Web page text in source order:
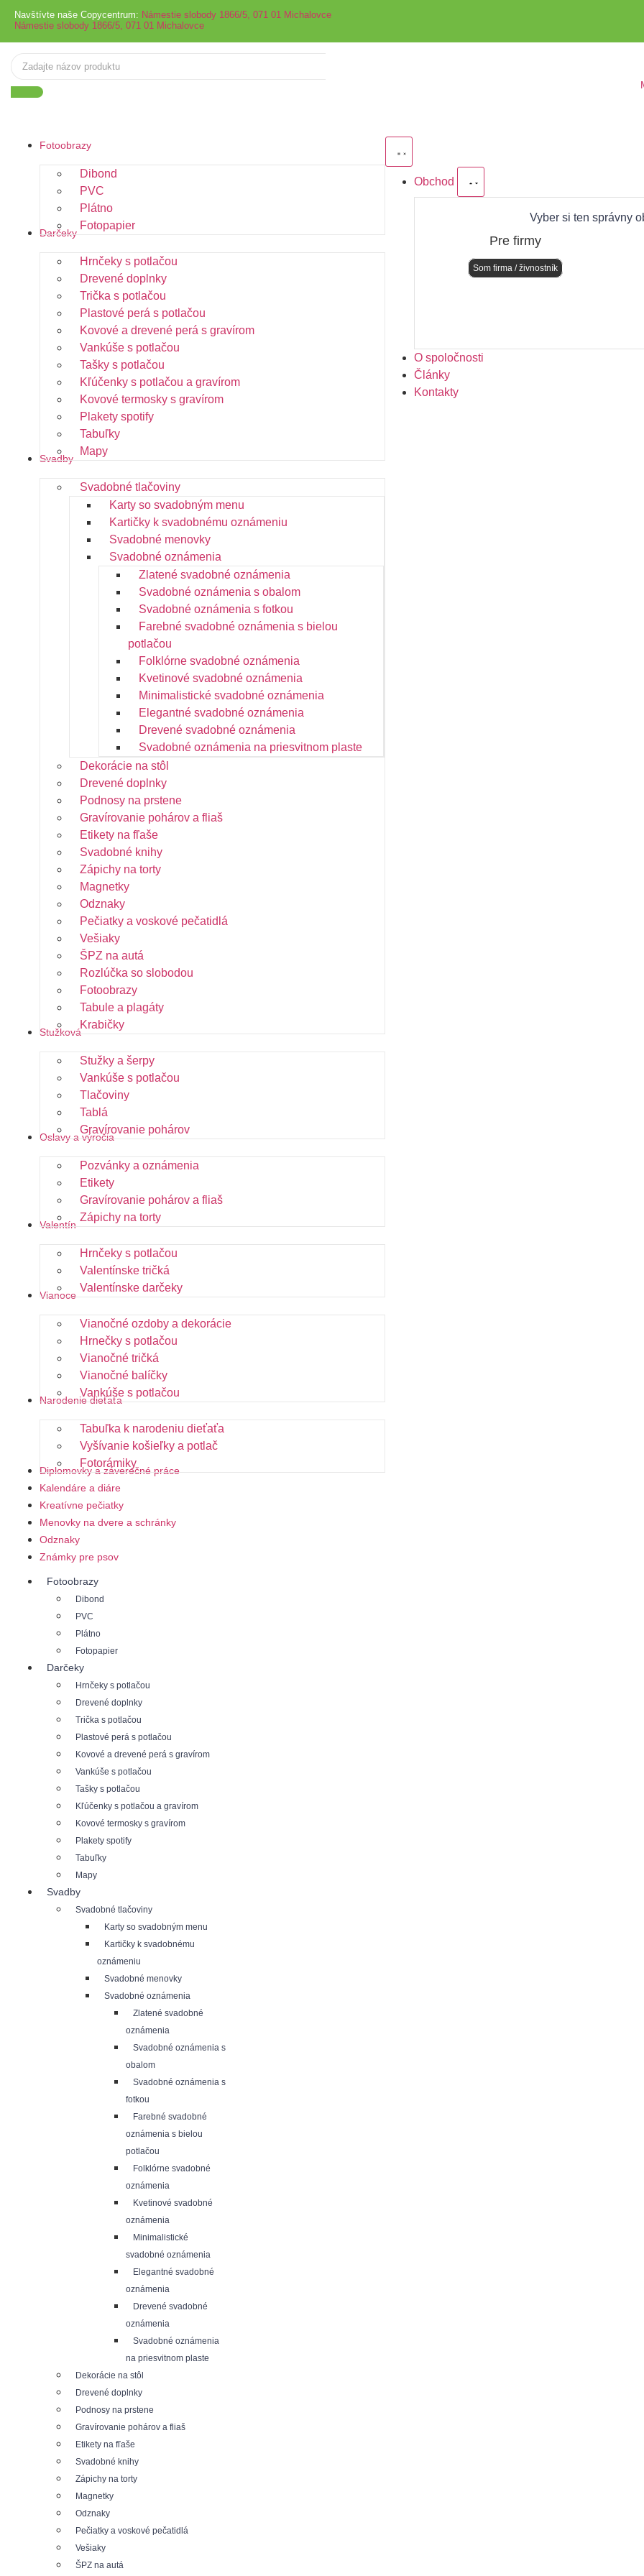
Navštívte naše Copycentrum: Námestie slobody 1866/5, 071 01 Michalovce
Námestie slobody 1866/5, 071 01 Michalovce
Fotoobrazy
Dibond
PVC
Plátno
Fotopapier
Darčeky
Hrnčeky s potlačou
Drevené doplnky
Trička s potlačou
Plastové perá s potlačou
Kovové a drevené perá s gravírom
Vankúše s potlačou
Tašky s potlačou
Kľúčenky s potlačou a gravírom
Kovové termosky s gravírom
Plakety spotify
Tabuľky
Mapy
Svadby
Svadobné tlačoviny
Karty so svadobným menu
Kartičky k svadobnému oznámeniu
Svadobné menovky
Svadobné oznámenia
Zlatené svadobné oznámenia
Svadobné oznámenia s obalom
Svadobné oznámenia s fotkou
Farebné svadobné oznámenia s bielou
potlačou
Folklórne svadobné oznámenia
Kvetinové svadobné oznámenia
Minimalistické svadobné oznámenia
Elegantné svadobné oznámenia
Drevené svadobné oznámenia
Svadobné oznámenia na priesvitnom plaste
Dekorácie na stôl
Drevené doplnky
Podnosy na prstene
Gravírovanie pohárov a fliaš
Etikety na fľaše
Svadobné knihy
Zápichy na torty
Magnetky
Odznaky
Pečiatky a voskové pečatidlá
Vešiaky
ŠPZ na autá
Rozlúčka so slobodou
Fotoobrazy
Tabule a plagáty
Krabičky
Stužková
Stužky a šerpy
Vankúše s potlačou
Tlačoviny
Tablá
Gravírovanie pohárov
Oslavy a výročia
Pozvánky a oznámenia
Etikety
Gravírovanie pohárov a fliaš
Zápichy na torty
Valentín
Hrnčeky s potlačou
Valentínske tričká
Valentínske darčeky
Vianoce
Vianočné ozdoby a dekorácie
Hrnečky s potlačou
Vianočné tričká
Vianočné balíčky
Vankúše s potlačou
Narodenie dieťaťa
Tabuľka k narodeniu dieťaťa
Vyšívanie košieľky a potlač
Fotorámiky
Diplomovky a záverečné práce
Kalendáre a diáre
Kreatívne pečiatky
Menovky na dvere a schránky
Odznaky
Známky pre psov
Fotoobrazy
Dibond
PVC
Plátno
Fotopapier
Darčeky
Hrnčeky s potlačou
Drevené doplnky
Trička s potlačou
Plastové perá s potlačou
Kovové a drevené perá s gravírom
Vankúše s potlačou
Tašky s potlačou
Kľúčenky s potlačou a gravírom
Kovové termosky s gravírom
Plakety spotify
Tabuľky
Mapy
Svadby
Svadobné tlačoviny
Karty so svadobným menu
Kartičky k svadobnému
oznámeniu
Svadobné menovky
Svadobné oznámenia
Zlatené svadobné
oznámenia
Svadobné oznámenia s
obalom
Svadobné oznámenia s
fotkou
Farebné svadobné
oznámenia s bielou
potlačou
Folklórne svadobné
oznámenia
Kvetinové svadobné
oznámenia
Minimalistické
svadobné oznámenia
Elegantné svadobné
oznámenia
Drevené svadobné
oznámenia
Svadobné oznámenia
na priesvitnom plaste
Dekorácie na stôl
Drevené doplnky
Podnosy na prstene
Gravírovanie pohárov a fliaš
Etikety na fľaše
Svadobné knihy
Zápichy na torty
Magnetky
Odznaky
Pečiatky a voskové pečatidlá
Vešiaky
ŠPZ na autá
Obchod
Vyber si ten správny
Pre firmy
Som firma / živnostník
O spoločnosti
Články
Kontakty